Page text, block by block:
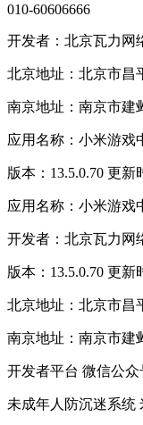
010-60606666
开发者：北京瓦力网
北京地址：北京市昌
南京地址：南京市建
应用名称：小米游戏
版本：13.5.0.70 更新
应用名称：小米游戏
开发者：北京瓦力网
版本：13.5.0.70 更新
北京地址：北京市昌
南京地址：南京市建
开发者平台 微信公众
未成年人防沉迷系统